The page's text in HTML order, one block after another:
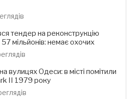
тендер на реконструкцію
мільйонів: немає охочих
вулицях Одеси: в місті помітили
II 1979 року